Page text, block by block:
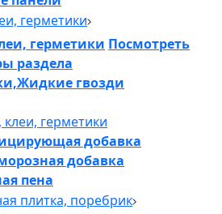
герметики
герметики Посмотреть
раздела
гвозди
герметики
добавка
добавка
пена
плитка, поребрик